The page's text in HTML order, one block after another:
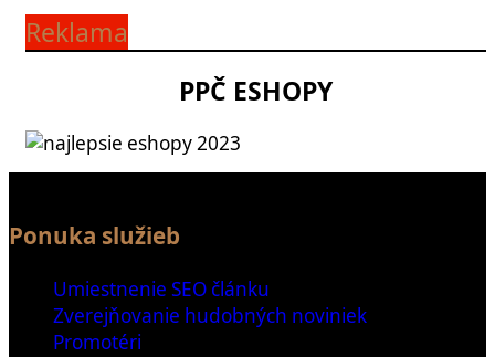
Reklama
PPČ ESHOPY
Ponuka služieb
Umiestnenie SEO článku
Zverejňovanie hudobných noviniek
Promotéri